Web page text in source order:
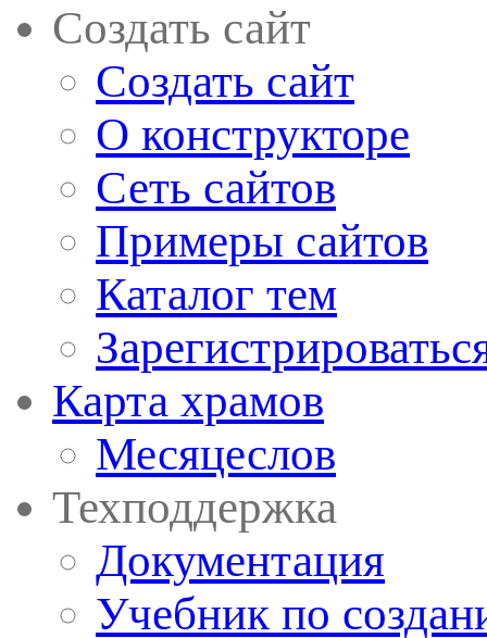
Создать сайт
Создать сайт
О конструкторе
Сеть сайтов
Примеры сайтов
Каталог тем
Карта храмов
Месяцеслов
Техподдержка
Документация
Учебник по